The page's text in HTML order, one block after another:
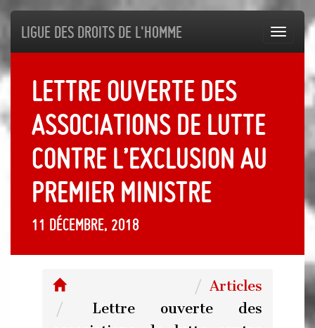
Ligue des droits de l'Homme
Lettre ouverte des
associations de lutte
contre l’exclusion au
Premier Ministre
11 décembre, 2018
Articles
Lettre ouverte des